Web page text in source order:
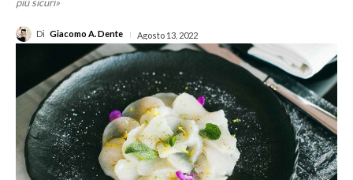
più sicuri»
Di Giacomo A. Dente Agosto 13, 2022